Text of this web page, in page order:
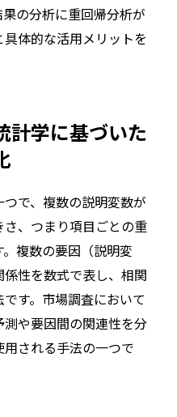
の分析に重回帰分析が
体的な活用メリットを
計学に基づいた
で、複数の説明変数が
、つまり項目ごとの重
複数の要因（説明変
性を数式で表し、相関
す。市場調査において
や要因間の関連性を分
される手法の一つで